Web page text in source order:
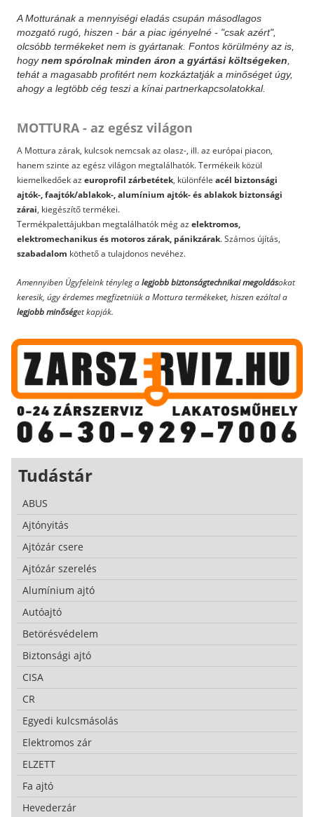
A Motturának a mennyiségi eladás csupán másodlagos
mozgató rugó, hiszen - bár a piac igényelné - "csak azért",
olcsóbb termékeket nem is gyártanak. Fontos körülmény az is,
hogynem spórolnak minden áron a gyártási költségeken,
tehát a magasabb profitért nem kozkáztatják a minőséget úgy,
ahogy a legtöbb cég teszi a kínai partnerkapcsolatokkal.
MOTTURA - az egész világon
A Mottura zárak, kulcsok nemcsak az olasz-, ill. az európai piacon,
hanem szinte az egész világon megtalálhatók. Termékeik közül
kiemelkedőek az europrofil zárbetétek, különféle acél biztonsági
ajtók-, faajtók/ablakok-, alumínium ajtók- és ablakok biztonsági
zárai, kiegészítő termékei.
Termékpalettájukban megtalálhatók még az elektromos,
elektromechanikus és motoros zárak, pánikzárak. Számos újítás,
szabadalom köthető a tulajdonos nevéhez.
Amennyiben Ügyfeleink tényleg alegjobb biztonságtechnikai megoldásokat
keresik, úgy érdemes megfizetniük a Mottura termékeket, hiszen ezáltal a
legjobb minőséget kapják.
Tudástár
ABUS
Ajtónyitás
Ajtózár csere
Ajtózár szerelés
Alumínium ajtó
Autóajtó
Betörésvédelem
Biztonsági ajtó
CISA
CR
Egyedi kulcsmásolás
Elektromos zár
ELZETT
Fa ajtó
Hevederzár